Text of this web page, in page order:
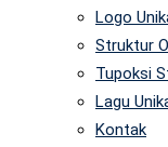
Logo
Struktur
Tupoksi
Lagu
Kontak